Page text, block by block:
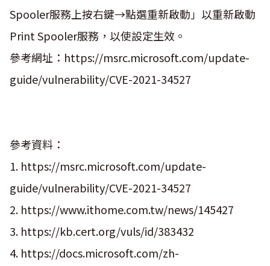
Spooler服務上按右鍵→點選重新啟動」以重新啟動
Print Spooler服務，以使設定生效。
參考網址：https://msrc.microsoft.com/update-
guide/vulnerability/CVE-2021-34527
參考資料：
1. https://msrc.microsoft.com/update-
guide/vulnerability/CVE-2021-34527
2. https://www.ithome.com.tw/news/145427
3. https://kb.cert.org/vuls/id/383432
4. https://docs.microsoft.com/zh-